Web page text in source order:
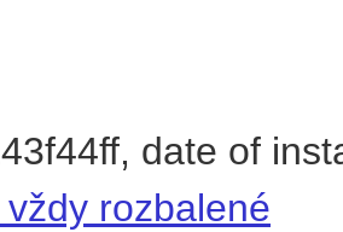
date of
rozbalené